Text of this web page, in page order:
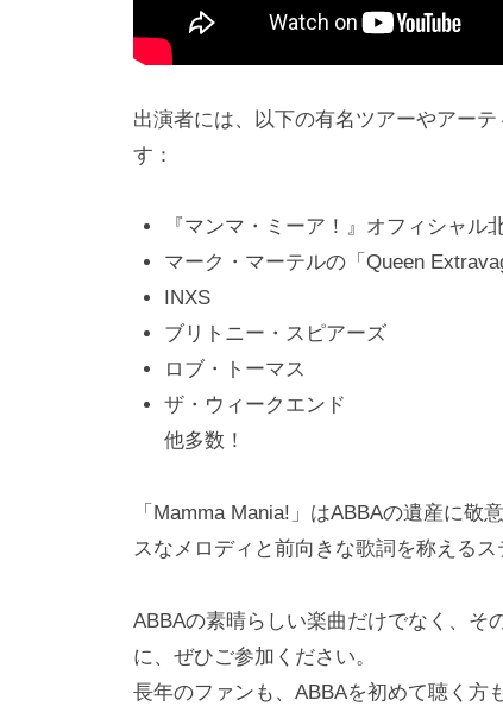
出演者には、以下の有名ツアーやアー
す：
『マンマ・ミーア！』オフィシャル
マーク・マーテルの「Queen
INXS
ブリトニー・スピアーズ
ロブ・トーマス
ザ・ウィークエンド
他多数！
「Mamma Mania!」はABBAの遺産に
スなメロディと前向きな歌詞を称えるス
ABBAの素晴らしい楽曲だけでなく、そ
に、ぜひご参加ください。
長年のファンも、ABBAを初めて聴く方も